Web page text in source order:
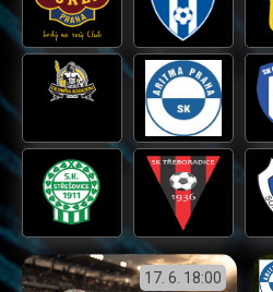
17. 6. 18:00